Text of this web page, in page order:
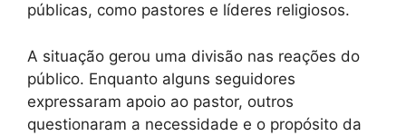
públicas, como pastores e líderes religiosos.
A situação gerou uma divisão nas reações do
público. Enquanto alguns seguidores
expressaram apoio ao pastor, outros
questionaram a necessidade e o propósito da